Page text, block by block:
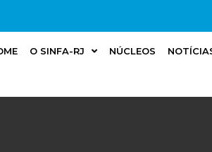
O SINFA-RJ NÚCLEOS